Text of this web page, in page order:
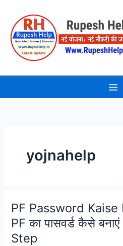
content
yojnahelp
PF Password Kaise
PF का पासवर्ड कैसे
Step